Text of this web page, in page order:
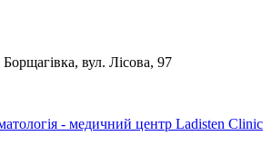
вул. Лісова, 97